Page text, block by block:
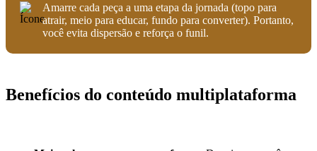
Amarre cada peça a uma etapa da jornada (topo para
atrair, meio para educar, fundo para converter). Portanto,
você evita dispersão e reforça o funil.
Benefícios do conteúdo multiplataforma